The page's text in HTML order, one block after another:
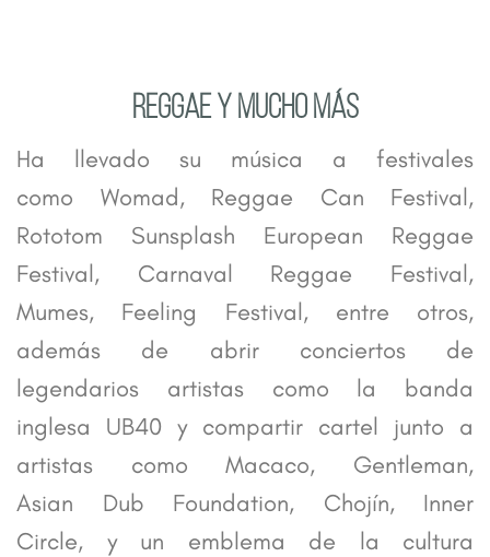
REGGAE Y MUCHO MÁS
Ha llevado su música a festivales
como Womad, Reggae Can Festival,
Rototom Sunsplash European Reggae
Festival, Carnaval Reggae Festival,
Mumes, Feeling Festival, entre otros,
además de abrir conciertos de
legendarios artistas como la banda
inglesa UB40 y compartir cartel junto a
artistas como Macaco, Gentleman,
Asian Dub Foundation, Chojín, Inner
Circle, y un emblema de la cultura